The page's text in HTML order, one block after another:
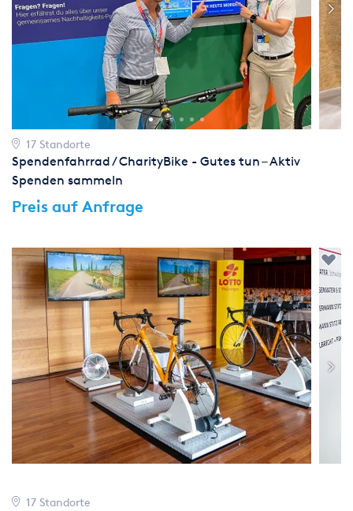
17 Standorte
Spendenfahrrad / CharityBike - Gutes tun – Aktiv
Spenden sammeln
Preis auf Anfrage
17 Standorte